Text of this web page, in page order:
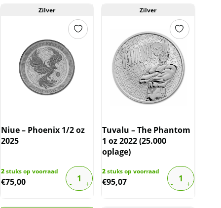
Zilver
Niue – Phoenix 1/2 oz
2025
2stuks op voorraad
€75,00
Zilver
Tuvalu – The Phantom
1 oz 2022 (25.000
oplage)
2stuks op voorraad
€95,07